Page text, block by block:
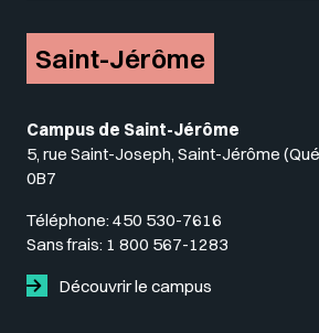
Saint-Jérôme
Campus de Saint-Jérôme
5, rue Saint-Joseph, Saint-Jérôme
0B7
Téléphone: 450 530-7616
Sans frais: 1 800 567-1283
Découvrir le campus